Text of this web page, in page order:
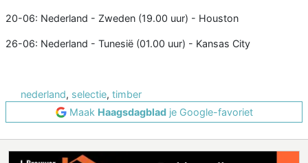
20-06: Nederland - Zweden (19.00 uur) - Houston
26-06: Nederland - Tunesië (01.00 uur) - Kansas City
nederland, selectie, timber
Maak Haagsdagbladje Google-favoriet